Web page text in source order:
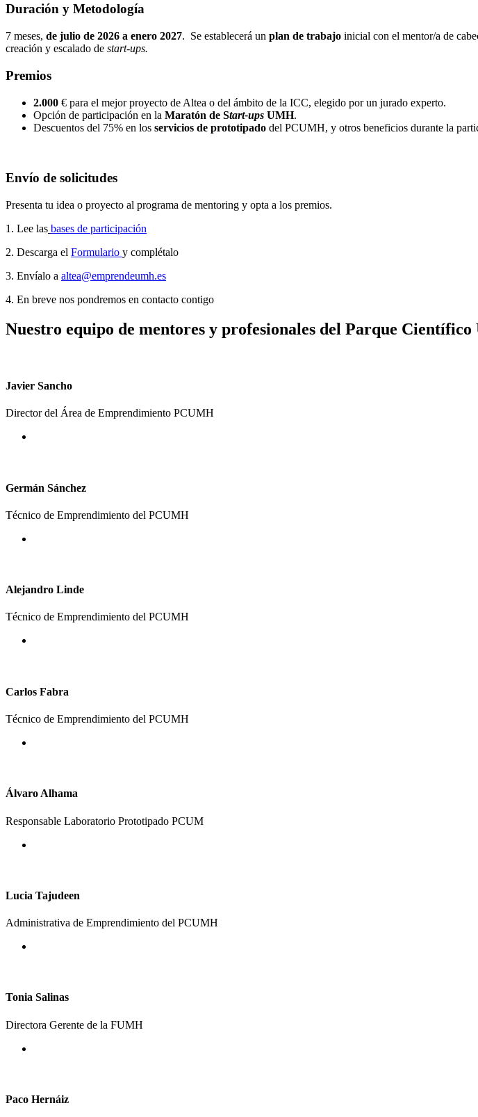
Duración y Metodología
7 meses, de julio de 2026 a enero 2027. Se establecerá un plan de trabajo inicial con el mentor/a de
creación y escalado de start-ups.
Premios
2.000 € para el mejor proyecto de Altea o del ámbito de la ICC, elegido por un jurado experto.
Opción de participación en la Maratón de Start-ups UMH.
Descuentos del 75% en los servicios de prototipado del PCUMH, y otros beneficios durante la
Envío de solicitudes
Presenta tu idea o proyecto al programa de mentoring y opta a los premios.
1. Lee las bases de participación
2. Descarga el Formulario y complétalo
3. Envíalo a altea@emprendeumh.es
4. En breve nos pondremos en contacto contigo
Nuestro equipo de mentores y profesionales del Parque
Javier Sancho
Director del Área de Emprendimiento PCUMH
Germán Sánchez
Técnico de Emprendimiento del PCUMH
Alejandro Linde
Técnico de Emprendimiento del PCUMH
Carlos Fabra
Técnico de Emprendimiento del PCUMH
Álvaro Alhama
Responsable Laboratorio Prototipado PCUM
Lucia Tajudeen
Administrativa de Emprendimiento del PCUMH
Tonia Salinas
Directora Gerente de la FUMH
Paco Hernáiz